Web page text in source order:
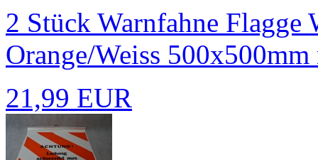
2 Stück Warnfahne Flagge
Orange/Weiss
21,99 EUR